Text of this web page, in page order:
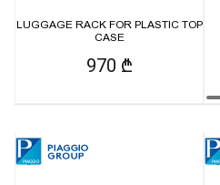
LUGGAGE RACK FOR PLASTIC TOP
CASE
970 ₾